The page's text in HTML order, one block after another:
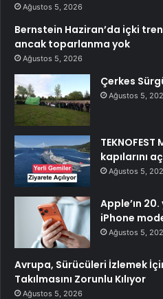
Ağustos 5, 2026
Bernstein Haziran’da içki
ancak toparlanma yok
Ağustos 5, 2026
Çerkes
Ağustos 5,
kapılarını
Ağustos 5,
Apple’ın 20.
iPhone
Ağustos 5,
Avrupa, Sürücüleri İzlemek
Takılmasını Zorunlu Kılıyor
Ağustos 5, 2026